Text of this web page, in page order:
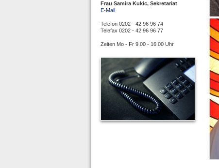
Frau Samira Kukic, Sekretariat
E-Mail
Telefon 0202 - 42 96 96 74
Telefax 0202 - 42 96 96 77
Zeiten Mo - Fr 9.00 - 16.00 Uhr